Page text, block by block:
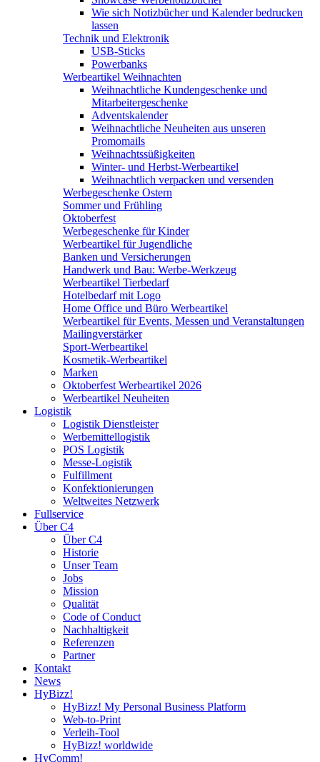
Wie sich Notizbücher und Kalender bedrucken
lassen
Technik und Elektronik
USB-Sticks
Powerbanks
Werbeartikel Weihnachten
Weihnachtliche Kundengeschenke und
Mitarbeitergeschenke
Adventskalender
Weihnachtliche Neuheiten aus unseren
Promomails
Weihnachtssüßigkeiten
Winter- und Herbst-Werbeartikel
Weihnachtlich verpacken und versenden
Werbegeschenke Ostern
Sommer und Frühling
Oktoberfest
Werbegeschenke für Kinder
Werbeartikel für Jugendliche
Banken und Versicherungen
Handwerk und Bau: Werbe-Werkzeug
Werbeartikel Tierbedarf
Hotelbedarf mit Logo
Home Office und Büro Werbeartikel
Werbeartikel für Events, Messen und Veranstaltungen
Mailingverstärker
Sport-Werbeartikel
Kosmetik-Werbeartikel
Marken
Oktoberfest Werbeartikel 2026
Werbeartikel Neuheiten
Logistik
Logistik Dienstleister
Werbemittellogistik
POS Logistik
Messe-Logistik
Fulfillment
Konfektionierungen
Weltweites Netzwerk
Fullservice
Über C4
Über C4
Historie
Unser Team
Jobs
Mission
Qualität
Code of Conduct
Nachhaltigkeit
Referenzen
Partner
Kontakt
News
HyBizz!
HyBizz! My Personal Business Platform
Web-to-Print
Verleih-Tool
HyBizz! worldwide
HyComm!